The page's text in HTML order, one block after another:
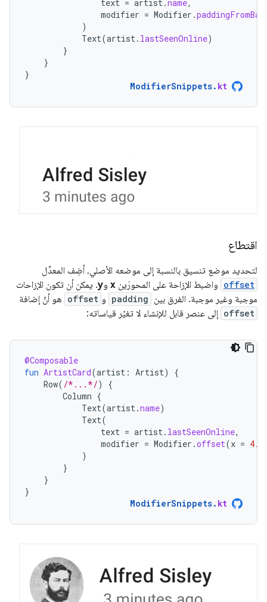
text = artist.name,
modifier = Modifier .
)
Text(artist. lastSeenOnline)
}
}
}
ModifierSnippets. kt
اقتطاع
لتحديد موضع تنسيق بالنسبة إلى موضعه الأصلي، أضِف المعدِّل
offset واضبط الإزاحة على المحورَين x وy. يمكن أن تكون الإزاحات
موجبة وغير موجبة. الفرق بين padding و offset هو أنّ إضافة
offset إلى عنصر قابل للإنشاء لا تغيّر قياساته:
@Composable
fun ArtistCard(artist : Artist)
{
Row( /*...*/)
{
Column {
Text(artist.name)
Text(
text = artist. lastSeenOnline,
modifier = Modifier .offset(x = 4.
)
}
}
}
ModifierSnippets. kt